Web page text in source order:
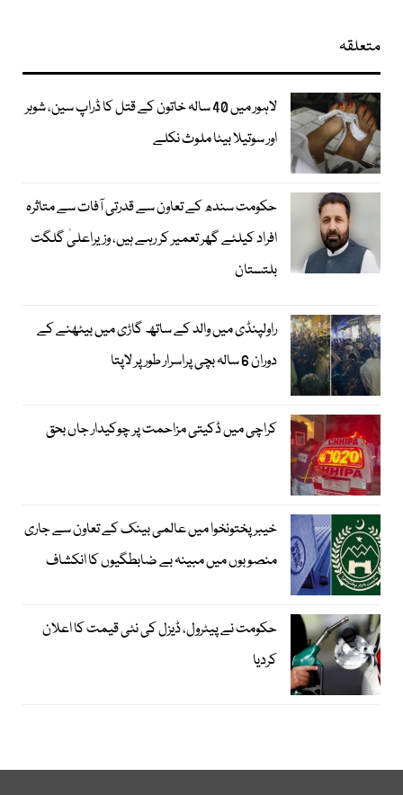
متعلقہ
لاہور میں 40 سالہ خاتون کے قتل کا ڈراپ سین، شوہر
اور سوتیلا بیٹا ملوث نکلے
حکومت سندھ کے تعاون سے قدرتی آفات سے متاثرہ
افراد کیلئے گھر تعمیر کر رہے ہیں، وزیراعلیٰ گلگت
بلتستان
راولپنڈی میں والد کے ساتھ گاڑی میں بیٹھنے کے
دوران 6 سالہ بچی پراسرار طور پر لاپتا
کراچی میں ڈکیتی مزاحمت پر چوکیدار جاں بحق
خیبرپختونخوا میں عالمی بینک کے تعاون سے جاری
منصوبوں میں مبینہ بے ضابطگیوں کا انکشاف
حکومت نے پیٹرول، ڈیزل کی نئی قیمت کا اعلان
کردیا